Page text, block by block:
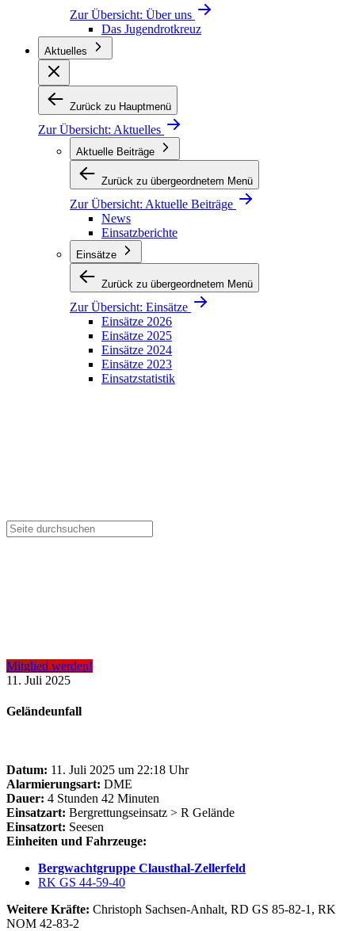
Zur Übersicht: Über uns
Das Jugendrotkreuz
Aktuelles
Zurück zu Hauptmenü
Zur Übersicht: Aktuelles
Aktuelle Beiträge
Zurück zu übergeordnetem Menü
Zur Übersicht: Aktuelle Beiträge
News
Einsatzberichte
Einsätze
Zurück zu übergeordnetem Menü
Zur Übersicht: Einsätze
Einsätze 2026
Einsätze 2025
Einsätze 2024
Einsätze 2023
Einsatzstatistik
Mitglied werden!
11. Juli 2025
Geländeunfall
Datum: 11. Juli 2025 um 22:18 Uhr
Alarmierungsart: DME
Dauer: 4 Stunden 42 Minuten
Einsatzart: Bergrettungseinsatz > R Gelände
Einsatzort: Seesen
Einheiten und Fahrzeuge:
Bergwachtgruppe Clausthal-Zellerfeld
RK GS 44-59-40
Weitere Kräfte: Christoph Sachsen-Anhalt, RD GS 85-82-1, RK
NOM 42-83-2